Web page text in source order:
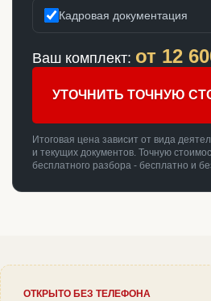
Кадровая документация
Ваш комплект: от 12
УТОЧНИТЬ ТОЧНУЮ
Итоговая цена зависит от вида
и текущих документов. Точную
бесплатного разбора - бесплатно и
ОТКРЫТО БЕЗ ТЕЛЕФОНА